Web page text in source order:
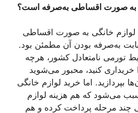
به صورت اقساطی به‌صرفه است؟
خانگی به صورت اقساطی
به‌صرفه بودن آن مطمئن بود.
تورمی نامتعادل کشور، هرچه
خریداری کنید، محبور می‌شوید
بپردازید. اما خرید لوازم خانگی
می‌شود که هم هزینه لوازم
مرحله پرداخت کرده و هم